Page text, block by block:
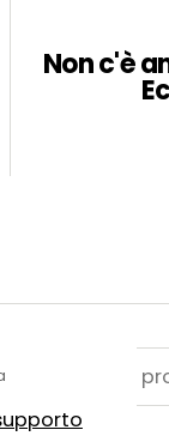
Non c'è